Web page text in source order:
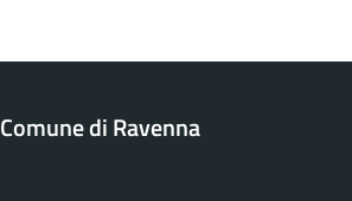
Comune di Ravenna